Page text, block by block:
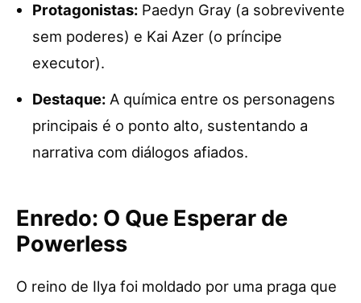
Protagonistas: Paedyn Gray (a sobrevivente
sem poderes) e Kai Azer (o príncipe
executor).
Destaque: A química entre os personagens
principais é o ponto alto, sustentando a
narrativa com diálogos afiados.
Enredo: O Que Esperar de
Powerless
O reino de Ilya foi moldado por uma praga que